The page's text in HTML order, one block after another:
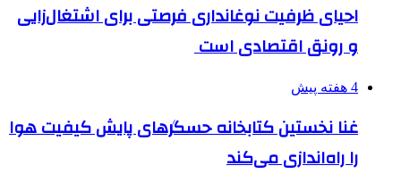
احیای ظرفیت نوغانداری فرصتی برای اشتغال‌زایی
و رونق اقتصادی است
4 هفته پیش
غنا نخستین کتابخانه حسگرهای پایش کیفیت هوا
را راه‌اندازی می‌کند